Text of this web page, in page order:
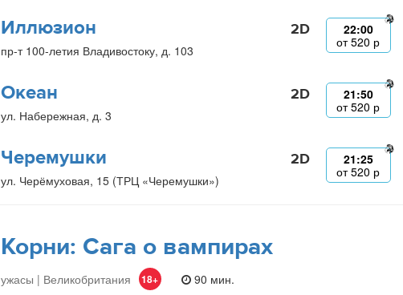
Иллюзион
пр-т 100-летия Владивостоку, д. 103
2D
22:00
от520 р
Океан
ул. Набережная, д. 3
2D
21:50
от520 р
Черемушки
ул. Черёмуховая, 15 (ТРЦ «Черемушки»)
2D
21:25
от520 р
Корни: Сага о вампирах
ужасы | Великобритания 18+
90 мин.